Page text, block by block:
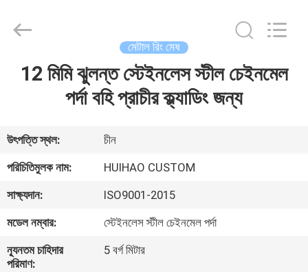
বাড়ি
আমাদের
সম্পর্কে
কারখানা
পরিদর্শন
Mesh
Product
Reserved.
মেটাল রিং মেষ
12 মিমি ঝুলন্ত স্টেইনলেস স্টীল চেইনমেল
পর্দা বহি প্রাচীর ক্ল্যাডিং জন্য
উৎপত্তি স্থল:
চীন
পরিচিতিমুলক নাম:
HUIHAO CUSTOM
সাক্ষ্যদান:
ISO9001-2015
মডেল নম্বার:
স্টেইনলেস স্টীল চেইনমেল পর্দা
ন্যূনতম চাহিদার
পরিমাণ:
5 বর্গ মিটার